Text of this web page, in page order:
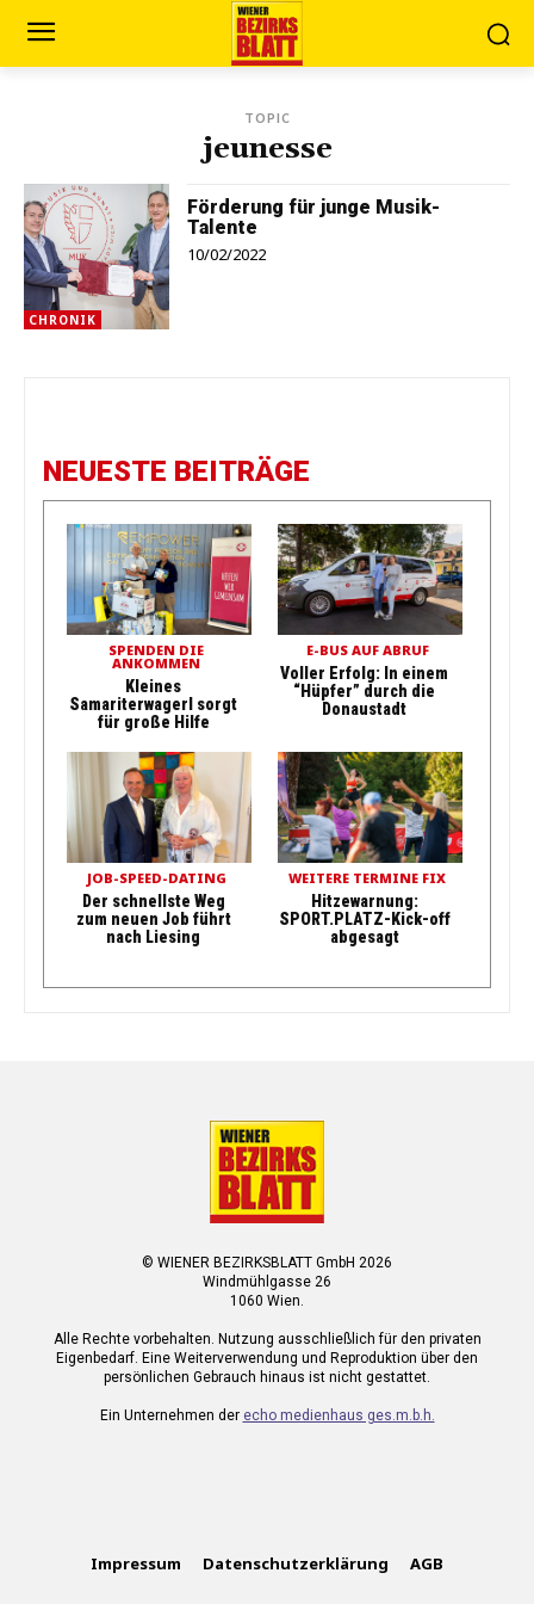
TOPIC
jeunesse
CHRONIK
Förderung für junge Musik-
Talente
10/02/2022
NEUESTE BEITRÄGE
SPENDEN DIE
ANKOMMEN
Kleines
Samariterwagerl sorgt
für große Hilfe
E-BUS AUF ABRUF
Voller Erfolg: In einem
“Hüpfer” durch die
Donaustadt
JOB-SPEED-DATING
Der schnellste Weg
zum neuen Job führt
nach Liesing
WEITERE TERMINE FIX
Hitzewarnung:
SPORT.PLATZ-Kick-off
abgesagt
© WIENER BEZIRKSBLATT GmbH 2026
Windmühlgasse 26
1060 Wien.
Alle Rechte vorbehalten. Nutzung ausschließlich für den privaten
Eigenbedarf. Eine Weiterverwendung und Reproduktion über den
persönlichen Gebrauch hinaus ist nicht gestattet.
Ein Unternehmen der echo medienhaus ges.m.b.h.
Impressum Datenschutzerklärung AGB